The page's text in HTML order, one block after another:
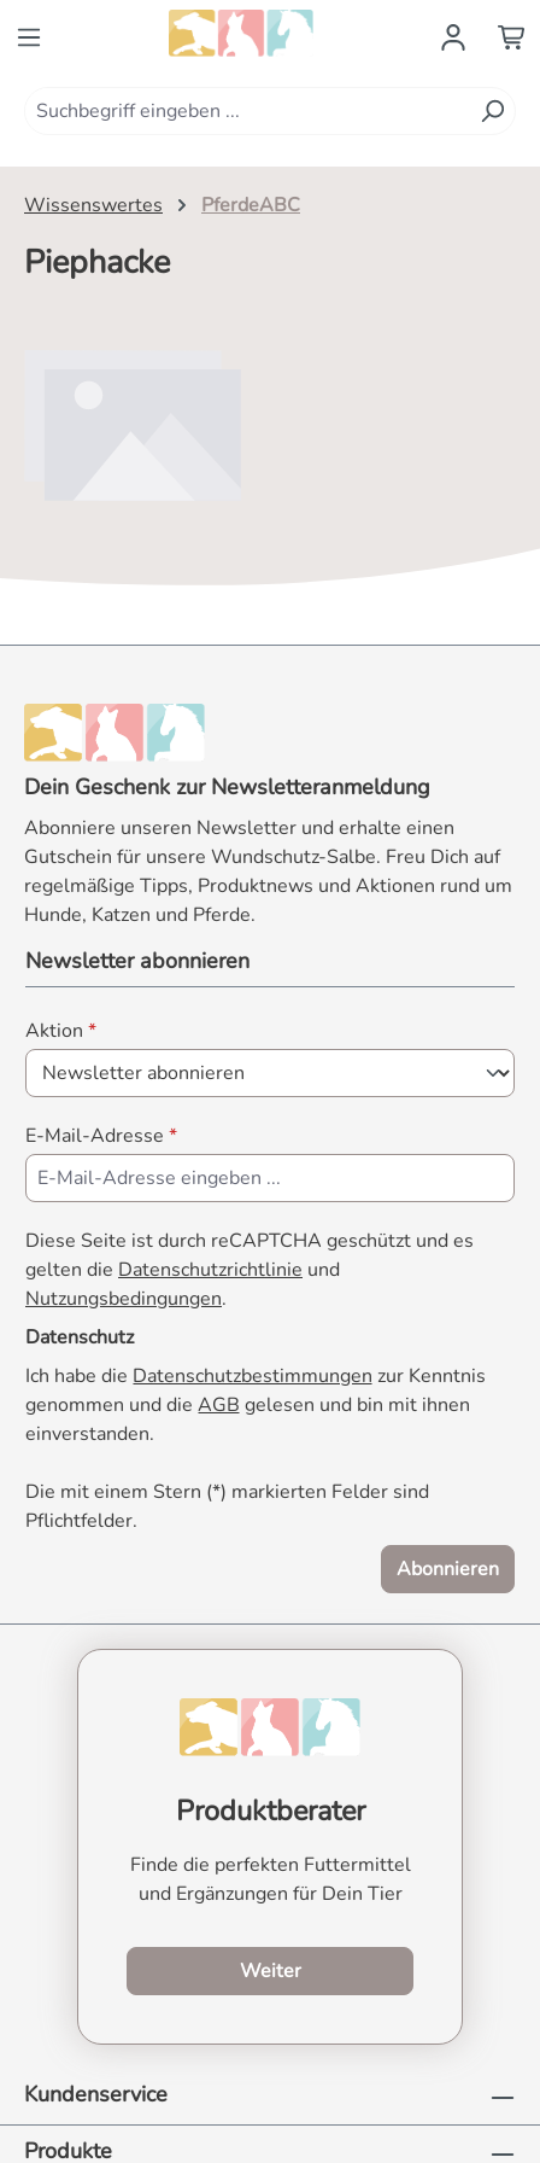
Zum Hauptinhalt springen
Wissenswertes PferdeABC
Piephacke
Dein Geschenk zur Newsletteranmeldung
Abonniere unseren Newsletter und erhalte einen
Gutschein für unsere Wundschutz-Salbe. Freu Dich auf
regelmäßige Tipps, Produktnews und Aktionen rund um
Hunde, Katzen und Pferde.
Newsletter abonnieren
Aktion *
E-Mail-Adresse *
Diese Seite ist durch reCAPTCHA geschützt und es
gelten die Datenschutzrichtlinie und
Nutzungsbedingungen.
Datenschutz
Ich habe die Datenschutzbestimmungen zur Kenntnis
genommen und die AGB gelesen und bin mit ihnen
einverstanden.
Die mit einem Stern (*) markierten Felder sind
Pflichtfelder.
Abonnieren
Produktberater
Finde die perfekten Futtermittel
und Ergänzungen für Dein Tier
Weiterzum Produktberater
Kundenservice
Produkte